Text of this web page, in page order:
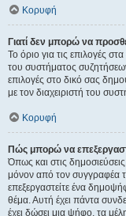
Κορυφή
Γιατί δεν μπορώ να
Το όριο για τις επιλογές
του συστήματος
επιλογές στο δικό σας
με τον διαχειριστή του
Κορυφή
Πώς μπορώ να
Όπως και στις
μόνον από τον συγγραφέα
επεξεργαστείτε ένα
θέμα. Αυτή έχει πάντα
έχει δώσει μια ψήφο, τα